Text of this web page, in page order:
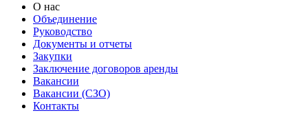
О нас
Объединение
Руководство
Документы и отчеты
Закупки
Заключение договоров аренды
Вакансии
Вакансии (СЗО)
Контакты